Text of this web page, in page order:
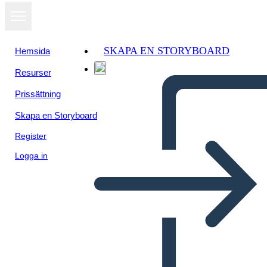
Hemsida
Resurser
Prissättning
Skapa en Storyboard
Register
Logga in
SKAPA EN STORYBOARD